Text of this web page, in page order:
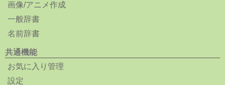
画像/アニメ作成
一般辞書
名前辞書
共通機能
お気に入り管理
設定